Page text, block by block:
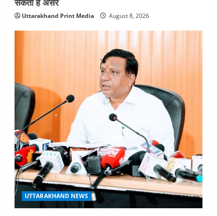
Uttarakhand Print Media August 8, 2026
UTTARAKHAND NEWS